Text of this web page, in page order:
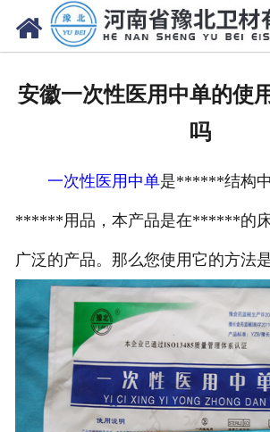
安徽一次性医用中单的使
吗
一次性医用中单是******结构
******用品，本产品是在******的
广泛的产品。那么您使用它的方法